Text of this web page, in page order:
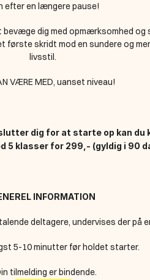
efter en længere pause!
dig med opmærksomhed og
første skridt mod en sundere og
livsstil.
VÆRE MED, uanset niveau!
dig for at starte op kan du
5 klasser for 299,- (gyldig i 90
INFORMATION
deltagere, undervises der på
5-10 minutter før holdet starter.
tilmelding er bindende.